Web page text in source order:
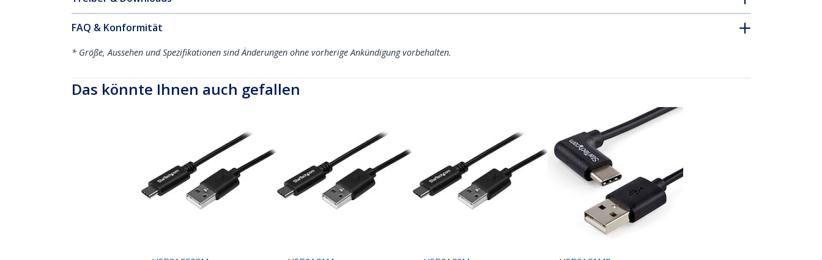
FAQ & Konformität
* Größe, Aussehen und Spezifikationen sind Änderungen ohne vorherige Ankündigung vorbehalten.
Das könnte Ihnen auch gefallen